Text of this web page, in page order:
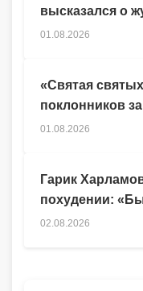
Гарик
похудении:
02.08.2026
высказался о
01.08.2026
«Святая
поклонников
01.08.2026